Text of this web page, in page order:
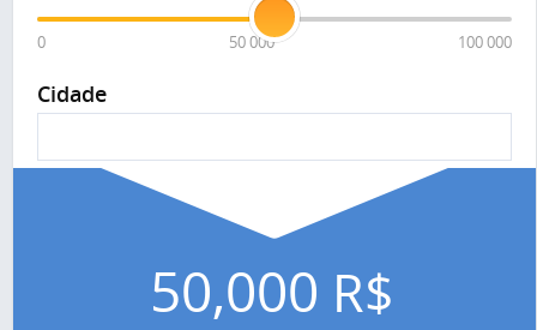
0 50 000 100 000
Cidade
50,000 R$